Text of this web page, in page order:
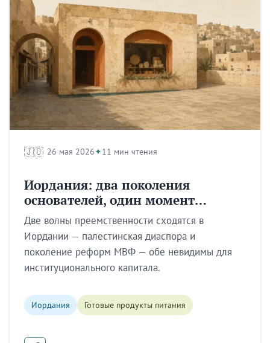
🇯🇴 26 мая 2026 11 мин чтения
Иордания: два поколения
основателей, один момент
передачи
Две волны преемственности сходятся в
Иордании — палестинская диаспора и
поколение реформ МВФ — обе невидимы для
институционального капитала.
Иордания Готовые продукты питания